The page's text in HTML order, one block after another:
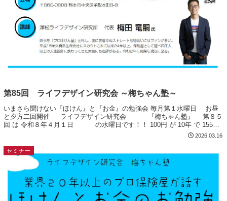
第85回 ライフデザイン研究会 ～梅ちゃん塾～
いまさら聞けない『ほけん』と『お金』の勉強会 毎月第１水曜日 お昼
と夕方二回開催 ライフデザイン研究会 『梅ちゃん塾』 第８５
回 は 令和８年４月１日 の水曜日です！！ 100円 が 10年 で 155円
2026.03.16
セミナー